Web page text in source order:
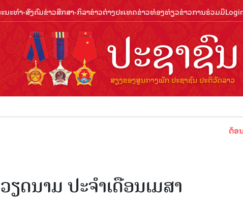
ນະທຳ-ສັງຄົມຂ່າວສືກສາ-ກິລາຂ່າວຕ່າງປະເທດຂ່າວທ່ອງທ່ຽວຂ່າວການຮ່ວມມື
ຕ້ອນຮັບປີທ່
ດນາມ ປະຈຳເດືອນເມສາ